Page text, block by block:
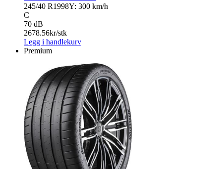
245/40 R1998Y: 300 km/h
C
70 dB
2678.56kr/stk
Legg i handlekurv
Premium